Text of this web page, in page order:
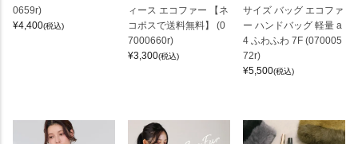
0659r)
¥4,400(税込)
ィース エコファー 【ネ
コポスで送料無料】 (0
7000660r)
¥3,300(税込)
サイズ バッグ エコファ
ー ハンドバッグ 軽量 a
4 ふわふわ 7F (070005
72r)
¥5,500(税込)